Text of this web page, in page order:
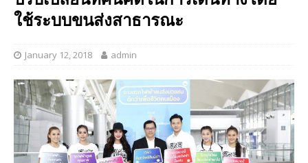
ใช้ระบบขนส่งสาธารณะ
January 12, 2018 admin